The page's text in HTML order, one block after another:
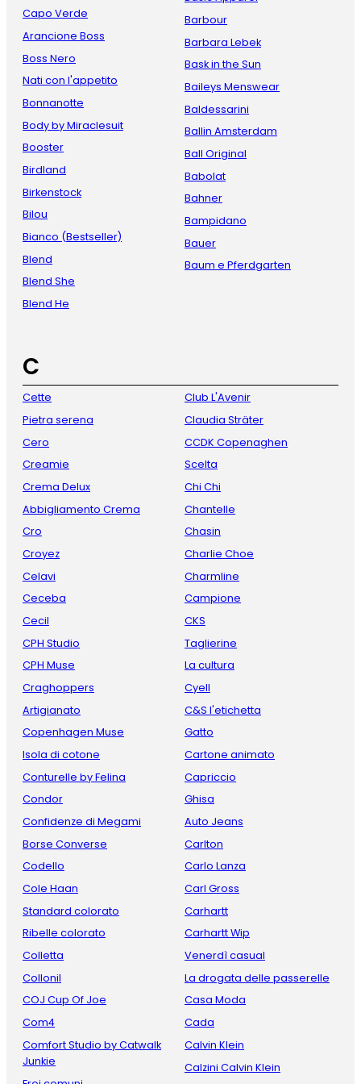
Capo Verde
Arancione Boss
Boss Nero
Nati con l'appetito
Bonnanotte
Body by Miraclesuit
Booster
Birdland
Birkenstock
Bilou
Bianco (Bestseller)
Blend
Blend She
Blend He
Barbour
Barbara Lebek
Bask in the Sun
Baileys Menswear
Baldessarini
Ballin Amsterdam
Ball Original
Babolat
Bahner
Bampidano
Bauer
Baum e Pferdgarten
C
Cette
Pietra serena
Cero
Creamie
Crema Delux
Abbigliamento Crema
Cro
Croyez
Celavi
Ceceba
Cecil
CPH Studio
CPH Muse
Craghoppers
Artigianato
Copenhagen Muse
Isola di cotone
Conturelle by Felina
Condor
Confidenze di Megami
Borse Converse
Codello
Cole Haan
Standard colorato
Ribelle colorato
Colletta
Collonil
COJ Cup Of Joe
Com4
Comfort Studio by Catwalk
Junkie
Club L'Avenir
Claudia Sträter
CCDK Copenaghen
Scelta
Chi Chi
Chantelle
Chasin
Charlie Choe
Charmline
Campione
CKS
Taglierine
La cultura
Cyell
C&S l'etichetta
Gatto
Cartone animato
Capriccio
Ghisa
Auto Jeans
Carlton
Carlo Lanza
Carl Gross
Carhartt
Carhartt Wip
Venerdì casual
La drogata delle passerelle
Casa Moda
Cada
Calvin Klein
Calzini Calvin Klein